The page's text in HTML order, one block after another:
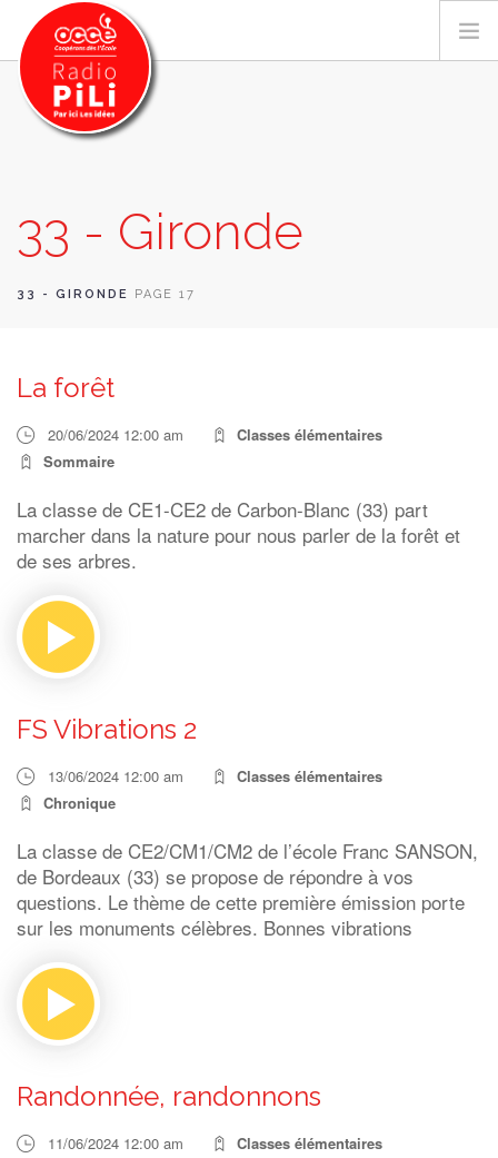
GRILLE DES PROGRAMMES
EMISSIONS / PODCASTS
RECHERCHER
33 - Gironde
33 - GIRONDE PAGE 17
La forêt
20/06/2024 12:00 am
Classes élémentaires
Sommaire
La classe de CE1-CE2 de Carbon-Blanc (33) part
marcher dans la nature pour nous parler de la forêt et
de ses arbres.
FS Vibrations 2
13/06/2024 12:00 am
Classes élémentaires
Chronique
La classe de CE2/CM1/CM2 de l’école Franc SANSON,
de Bordeaux (33) se propose de répondre à vos
questions. Le thème de cette première émission porte
sur les monuments célèbres. Bonnes vibrations
Randonnée, randonnons
11/06/2024 12:00 am
Classes élémentaires